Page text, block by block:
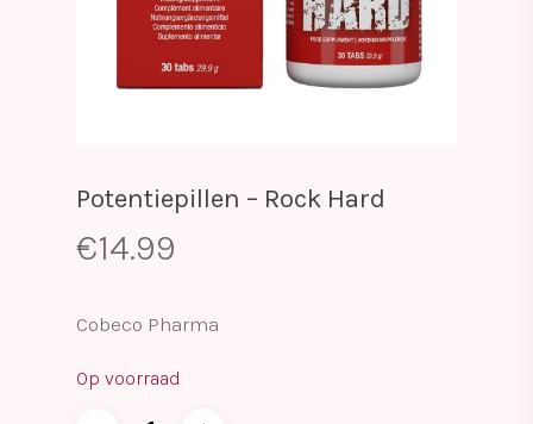
Potentiepillen – Rock Hard
€14.99
Cobeco Pharma
Op voorraad